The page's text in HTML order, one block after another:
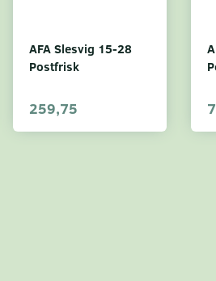
AFA Slesvig 15-28
Postfrisk
259,75